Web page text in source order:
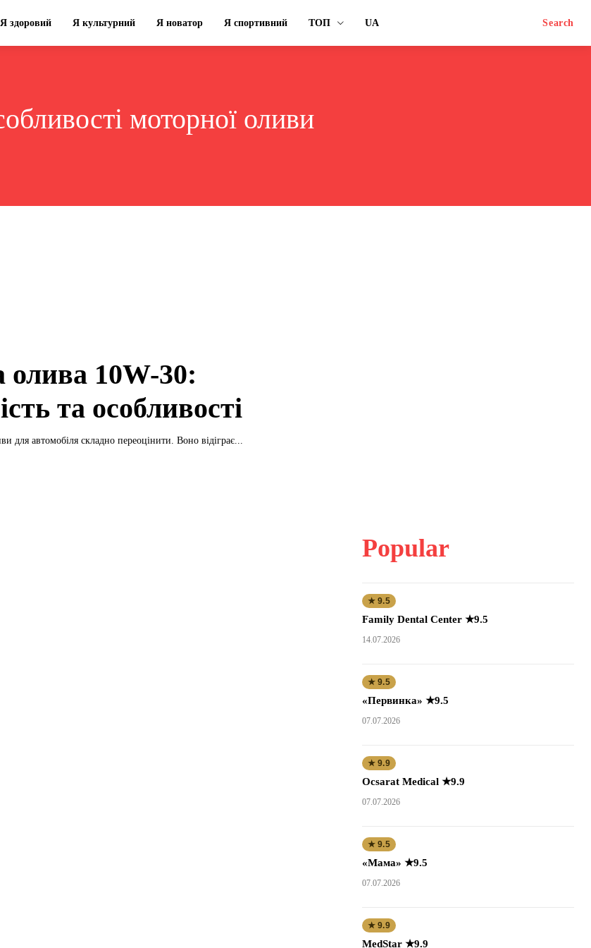
Я здоровий Я культурний Я новатор Я спортивний ТОП UA Search
моторної оливи
10W-30:
та особливості
для автомобіля складно переоцінити. Воно відіграє...
Popular
★ 9.5
Family Dental Center ★9.5
14.07.2026
★ 9.5
«Первинка» ★9.5
07.07.2026
★ 9.9
Ocsarat Medical ★9.9
07.07.2026
★ 9.5
«Мама» ★9.5
07.07.2026
★ 9.9
MedStar ★9.9